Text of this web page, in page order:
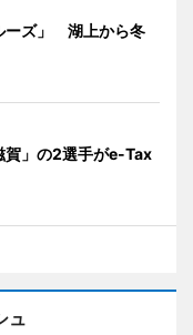
ーズ」 湖上から冬
賀」の2選手がe-Tax
ュ